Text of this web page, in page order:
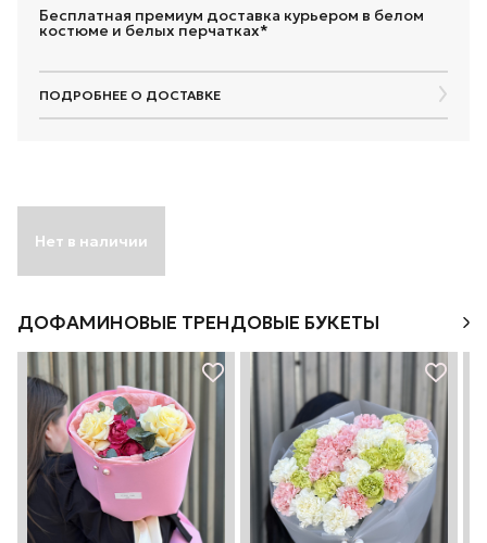
Бесплатная премиум доставка курьером в белом
костюме и белых перчатках*
ПОДРОБНЕЕ О ДОСТАВКЕ
Нет в наличии
ДОФАМИНОВЫЕ ТРЕНДОВЫЕ БУКЕТЫ